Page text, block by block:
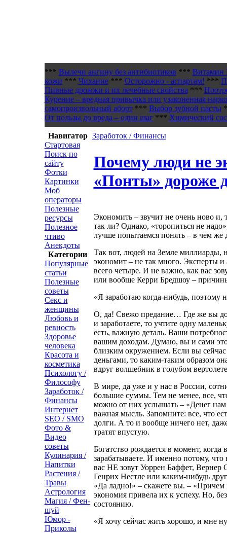
*** Вылечи ангину без антибиотиков *** Витамин
кожи *** Чихание*** Осторожно - аспартам! ***
Пивные дрожжи и их лечебные свойства ***
Курение – вредная привычка или узаконенная
самопроизвольный аборт*** Выбор зубной пасты
От пользы до вреда – один шаг*** Химический
Навигатор
Стартовая
Поиск по
сайту
Фотки
Картинки
Моб
операторы
Полезные
ресурсы
Полезное
чтиво
Анекдоты
Категории
Популярные
статьи
Полезные
советы
Секс и
женщины
Любовь и
ревность
Здоровье
человека
Красота и
косметика
Психологу /
Философу
Заработок /
Финансы
Интернет
SEO / SMO
Фото &
Видео
советы
Кулинария /
Напитки
Растения /
Травы
Астрология
Магия / Фен-
шуй
Юмор -
Приколы
Заработок / Финансы
Почему люди не
«Понты» дороже
Экономить – звучит не очень ново и,
так ли? Однако, «торопиться не
лучше попытаемся понять – в чем же
Так вот, людей на Земле миллиарды,
экономит – не так много. Эксперты
всего четыре. И не важно, как вас
или вообще Керри Бредшоу –
«Я заработаю когда-нибудь, поэтому
О, да! Свежо предание… Где же вы
и заработаете, то учтите одну
есть, важную деталь. Ваши
вашим доходам. Думаю, вы и сами это
близким окружением. Если вы
деньгами, то каким-таким образом
вдруг волшебник в голубом
В мире, да уже и у нас в России,
большие суммы. Тем не менее, все,
можно от них услышать – «Денег нам
важная мысль. Запомните: все, что
долги. А то и вообще ничего нет,
тратят впустую.
Богатство рождается в момент,
зарабатываете. И именно потому, что
вас НЕ зовут Уоррен Баффет,
Генрих Нестле или каким-нибудь
«Да ладно!» – скажете вы. – «Причем
экономия привела их к успеху. Но,
состоянию.
«Я хочу сейчас жить хорошо, и мне